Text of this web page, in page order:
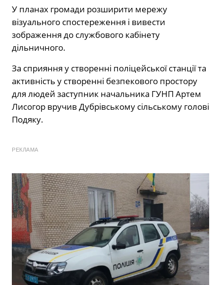
У планах громади розширити мережу
візуального спостереження і вивести
зображення до службового кабінету
дільничного.
За сприяння у створенні поліцейської станції та
активність у створенні безпекового простору
для людей заступник начальника ГУНП Артем
Лисогор вручив Дубрівському сільському голові
Подяку.
РЕКЛАМА